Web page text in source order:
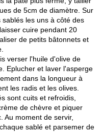
de 5cm de diamètre. Sur
les uns à côté des
cuire pendant 20
de petits bâtonnets et
verser l'huile d'olive de
Eplucher et laver l'asperge
dans la longueur à
les radis et les olives.
sont cuits et refroidis,
de chèvre et piquer
Au moment de servir,
sablé et parsemer de